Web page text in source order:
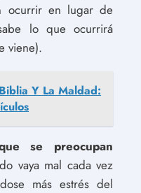
ocurrir en lugar de
lo que ocurrirá
viene).
Y La Maldad:
se preocupan
vaya mal cada vez
más estrés del